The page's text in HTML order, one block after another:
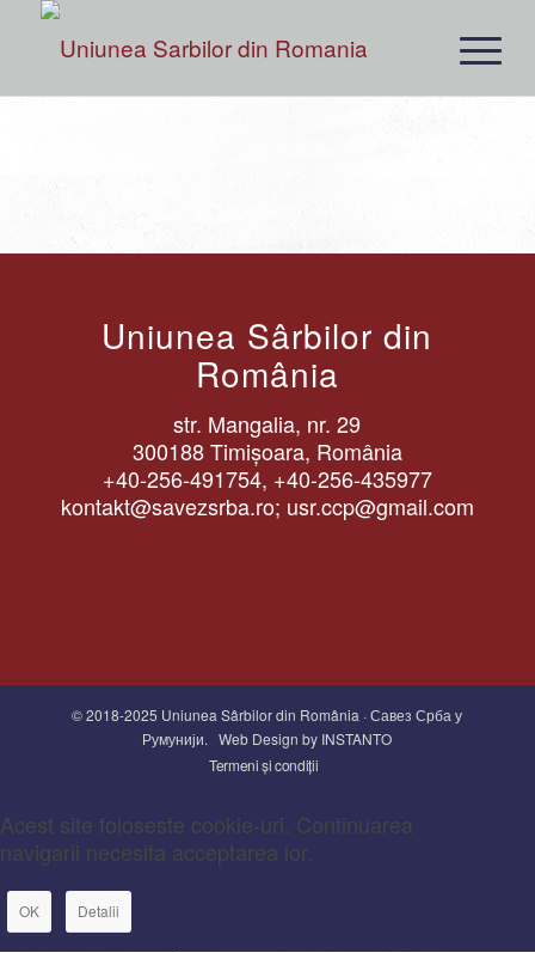
Uniunea Sârbilor din
România
str. Mangalia, nr. 29
300188 Timișoara, România
+40-256-491754, +40-256-435977
kontakt@savezsrba.ro; usr.ccp@gmail.com
© 2018-2025 Uniunea Sârbilor din România · Савез Срба у
Румунији.Web Design by INSTANTO
Termeni și condiții
Acest site foloseste cookie-uri. Continuarea
navigarii necesita acceptarea lor.
OK Detalii